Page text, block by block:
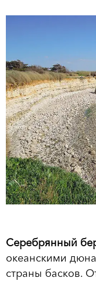
Серебрянный
океанскими
страны басков.